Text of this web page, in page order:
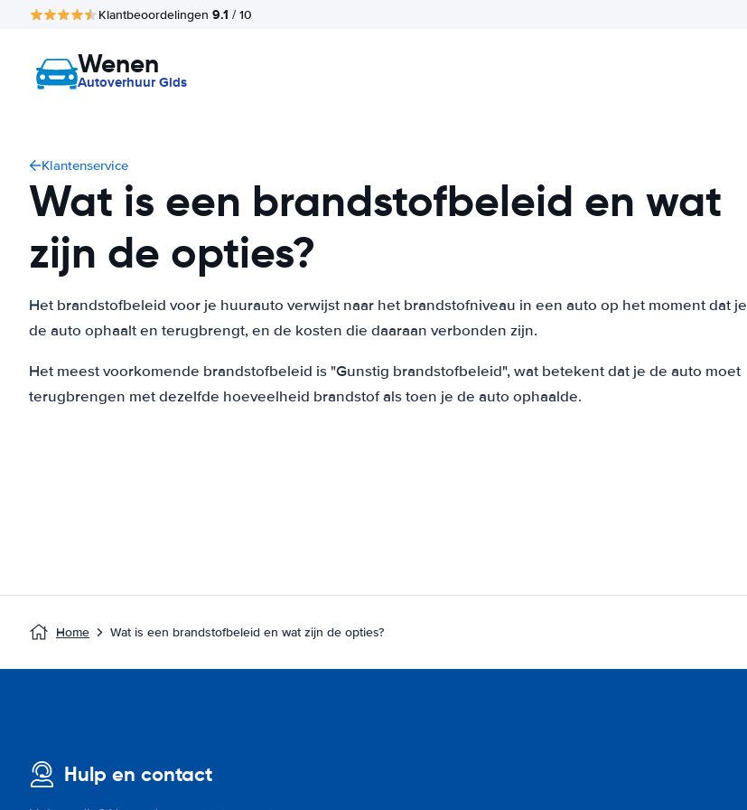
Klantbeoordelingen 9.1 / 10
Wenen
Autoverhuur Gids
Klantenservice
Wat is een brandstofbeleid en wat
zijn de opties?
Het brandstofbeleid voor je huurauto verwijst naar het brandstofniveau in een auto op het moment dat je
de auto ophaalt en terugbrengt, en de kosten die daaraan verbonden zijn.
Het meest voorkomende brandstofbeleid is "Gunstig brandstofbeleid", wat betekent dat je de auto moet
terugbrengen met dezelfde hoeveelheid brandstof als toen je de auto ophaalde.
Home Wat is een brandstofbeleid en wat zijn de opties?
Hulp en contact